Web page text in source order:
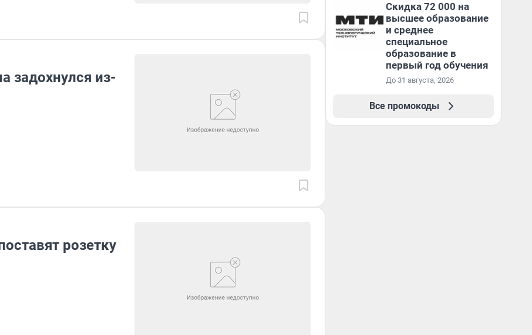
задохнулся из-
розетку
Скидка 72 000 на
высшее образование
и среднее
специальное
образование в
первый год обучения
До 31 августа, 2026
Все промокоды